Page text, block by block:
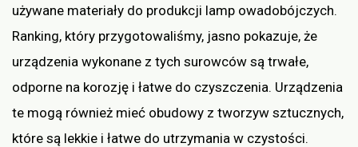
używane materiały do produkcji lamp owadobójczych.
Ranking, który przygotowaliśmy, jasno pokazuje, że
urządzenia wykonane z tych surowców są trwałe,
odporne na korozję i łatwe do czyszczenia. Urządzenia
te mogą również mieć obudowy z tworzyw sztucznych,
które są lekkie i łatwe do utrzymania w czystości.